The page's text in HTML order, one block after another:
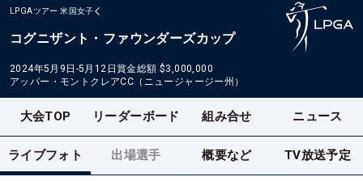
LPGAツアー 米国女子
コグニザント・ファウンダーズカップ
2024年5月9日-5月12日賞金総額 $3,000,000
アッパー・モントクレアCC（ニュージャージー州）
大会TOP リーダーボード 組み合せ ニュース
ライブフォト 出場選手 概要など TV放送予定